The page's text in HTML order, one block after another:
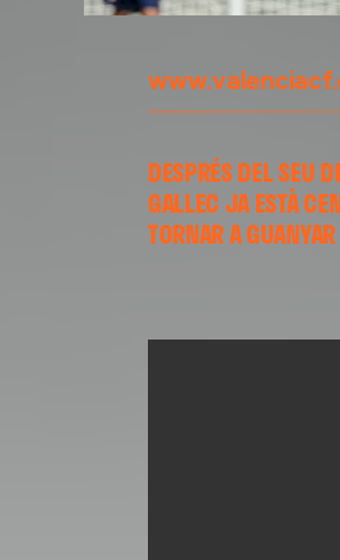
DESPRÉS DEL SEU
GALLEC JA ESTÀ
TORNAR A